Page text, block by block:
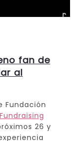
fan de
al
Fundación
26 y